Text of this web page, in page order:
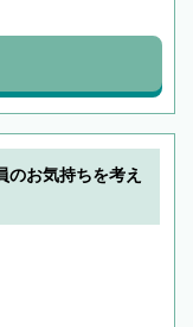
のお気持ちを考え